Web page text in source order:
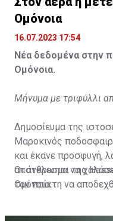
Ομόνοια
16.07.2023 17:54
Νέα δεδομένα στην
Ομόνοια.
Μήνυμα με τριφύλλι
Δημοσίευμα της
Μαροκινός
και έκανε προσφυγή,
αποτέλεσμα να
Ομόνοια.
Οι άνθρωποι της
τον παίκτη να
μετακίνησή του, αλλά